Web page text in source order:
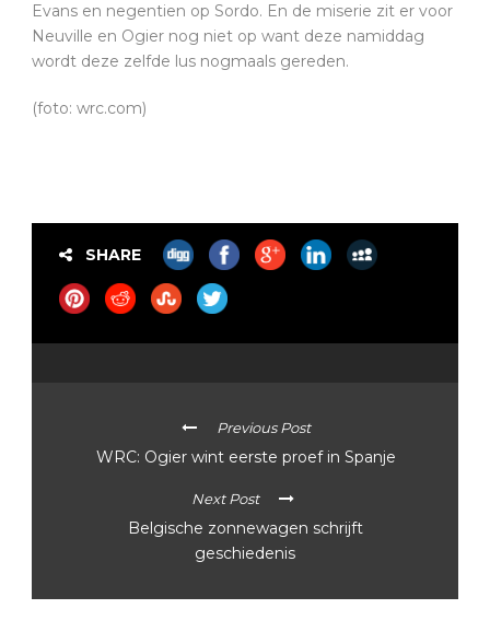
Evans en negentien op Sordo. En de miserie zit er voor
Neuville en Ogier nog niet op want deze namiddag
wordt deze zelfde lus nogmaals gereden.
(foto: wrc.com)
SHARE
Previous Post
WRC: Ogier wint eerste proef in Spanje
Next Post
Belgische zonnewagen schrijft
geschiedenis